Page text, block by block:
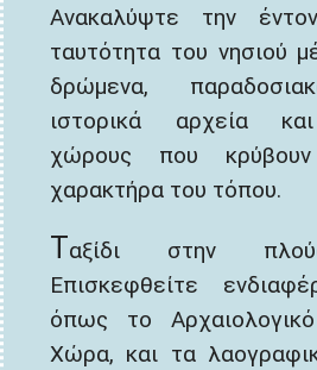
Ανακαλύψτε την
ταυτότητα του νησιού
δρώμενα,
ιστορικά αρχεία
χώρους που
χαρακτήρα του τόπου.
Ταξίδι στην
Επισκεφθείτε
όπως το
Χώρα, και τα